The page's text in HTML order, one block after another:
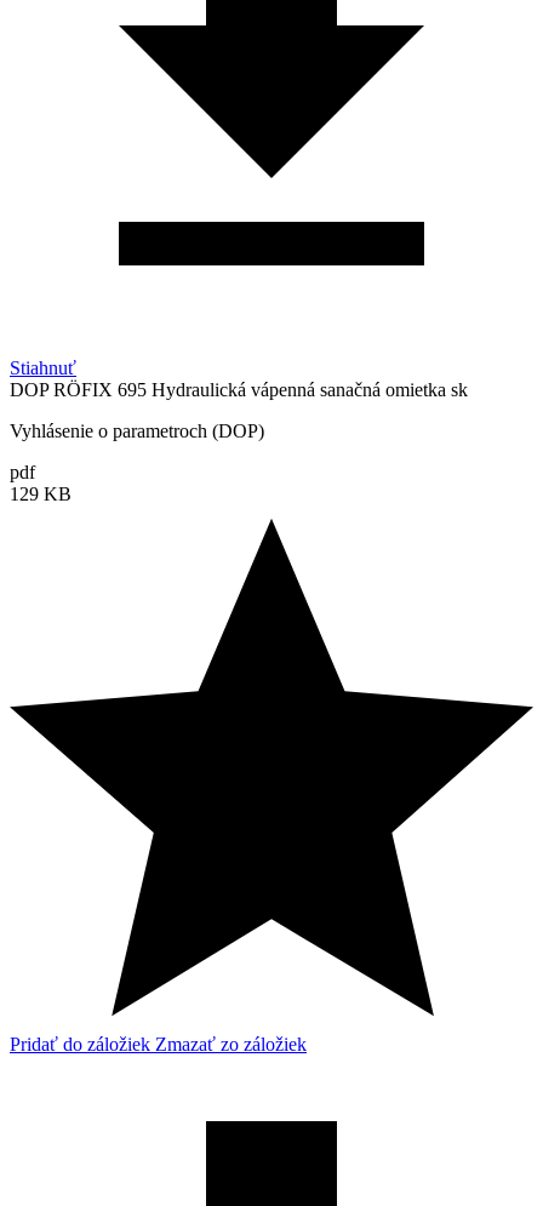
Stiahnuť
DOP RÖFIX 695 Hydraulická vápenná sanačná omietka sk
Vyhlásenie o parametroch (DOP)
pdf
129 KB
Pridať do záložiek Zmazať zo záložiek